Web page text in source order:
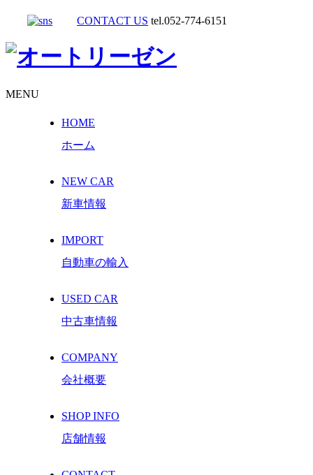
CONTACT US tel.052-774-6151
MENU
HOME
ホーム
NEW CAR
新車情報
IMPORT
自動車の輸入
USED CAR
中古車情報
COMPANY
会社概要
SHOP INFO
店舗情報